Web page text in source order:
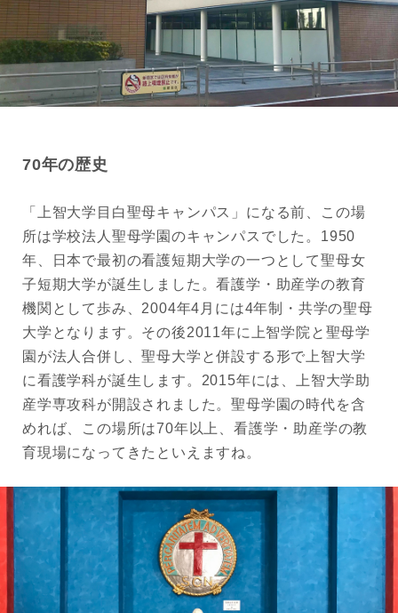
70年の歴史
「上智大学目白聖母キャンパス」になる前、この場
所は学校法人聖母学園のキャンパスでした。1950
年、日本で最初の看護短期大学の一つとして聖母女
子短期大学が誕生しました。看護学・助産学の教育
機関として歩み、2004年4月には4年制・共学の聖母
大学となります。その後2011年に上智学院と聖母学
園が法人合併し、聖母大学と併設する形で上智大学
に看護学科が誕生します。2015年には、上智大学助
産学専攻科が開設されました。聖母学園の時代を含
めれば、この場所は70年以上、看護学・助産学の教
育現場になってきたといえますね。